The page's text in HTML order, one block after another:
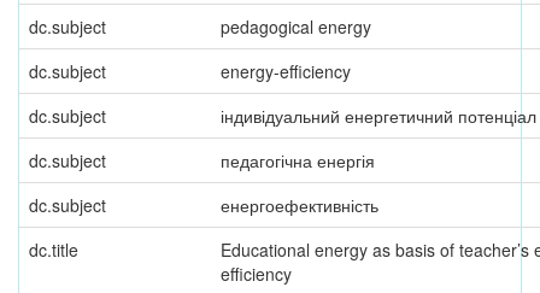
dc.subject
pedagogical energy
dc.subject
energy-efficiency
dc.subject
індивідуальний енергетичний потенціал
dc.subject
педагогічна енергія
dc.subject
енергоефективність
dc.title
Educational energy as basis of teacher’s
efficiency